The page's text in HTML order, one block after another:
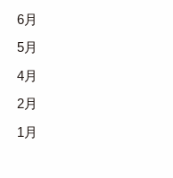
6月
5月
4月
2月
1月